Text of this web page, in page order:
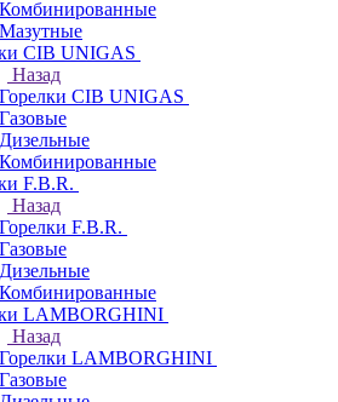
Комбинированные
Мазутные
CIB UNIGAS
Назад
Горелки CIB UNIGAS
Газовые
Дизельные
Комбинированные
F.B.R.
Назад
Горелки F.B.R.
Газовые
Дизельные
Комбинированные
LAMBORGHINI
Назад
Горелки LAMBORGHINI
Газовые